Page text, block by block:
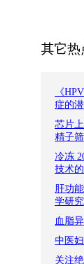
其它热
《
症的潜
芯片
精子筛
冷冻
技术
肝功
学研究
血脂
中医
关注